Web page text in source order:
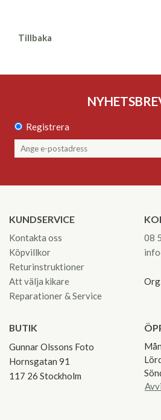
Tillbaka
Registrera
KUNDSERVICE
Kontakta oss
Köpvillkor
Returinstruktioner
Att välja kikare
Reparationer & Service
08
BUTIK
Gunnar Olssons Foto
Hornsgatan 91
117 26 Stockholm